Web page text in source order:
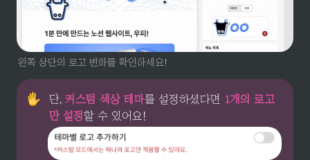
왼쪽 상단의 로고 변화를 확인하세요!
단, 커스텀 색상 테마를 설정하셨다면 1개의 로고
만 설정할 수 있어요!